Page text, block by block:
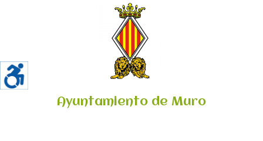
Ayuntamiento de Muro